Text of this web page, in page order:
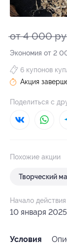
от 4 000
Экономия от 2
6 купонов
Акция
Поделиться с
Похожие акции
Творческий
Начало действия
10 января 2025
Условия